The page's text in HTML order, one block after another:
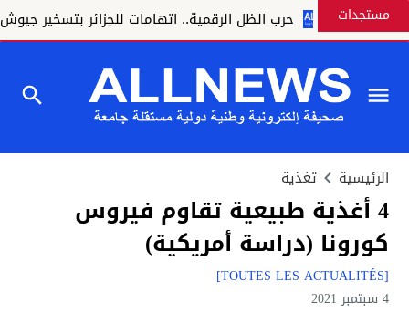
مستجدات حرب الظل الرقمية.. اتهامات للجزائر بتسخير جيوش
الرئيسية تغذية
4 أغذية طبيعية تقاوم فيروس
كورونا (دراسة أمريكية)
[TOUTES LES ACTUALITÉS]
4 سبتمبر 2021